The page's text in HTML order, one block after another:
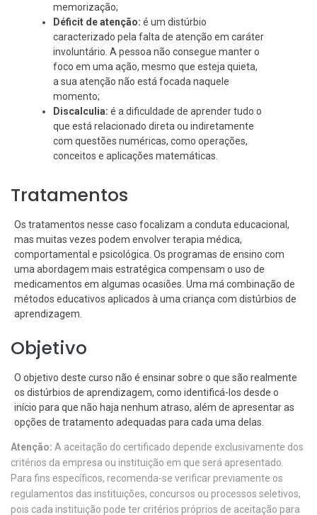
memorização;
Déficit de atenção: é um distúrbio
caracterizado pela falta de atenção em caráter
involuntário. A pessoa não consegue manter o
foco em uma ação, mesmo que esteja quieta,
a sua atenção não está focada naquele
momento;
Discalculia: é a dificuldade de aprender tudo o
que está relacionado direta ou indiretamente
com questões numéricas, como operações,
conceitos e aplicações matemáticas.
Tratamentos
Os tratamentos nesse caso focalizam a conduta educacional,
mas muitas vezes podem envolver terapia médica,
comportamental e psicológica. Os programas de ensino com
uma abordagem mais estratégica compensam o uso de
medicamentos em algumas ocasiões. Uma má combinação de
métodos educativos aplicados à uma criança com distúrbios de
aprendizagem.
Objetivo
O objetivo deste curso não é ensinar sobre o que são realmente
os distúrbios de aprendizagem, como identificá-los desde o
início para que não haja nenhum atraso, além de apresentar as
opções de tratamento adequadas para cada uma delas.
Atenção: A aceitação do certificado depende exclusivamente dos
critérios da empresa ou instituição em que será apresentado.
Para fins específicos, recomenda-se verificar previamente os
regulamentos das instituições, concursos ou processos seletivos,
pois cada instituição pode ter critérios próprios de aceitação para